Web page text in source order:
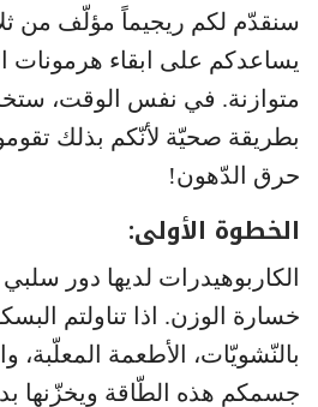
سنقدّم لكم ريجيماً مؤلّف من
يساعدكم على ابقاء هرمونات
متوازنة. في نفس الوقت،
بطريقة صحيّة لأنّكم بذلك
حرق الدّهون!
الخطوة الأولى:
الكاربوهيدرات لديها دور
خسارة الوزن. اذا تناولتم
بالنّشويّات، الأطعمة
جسمكم هذه الطّاقة ويخزّنها